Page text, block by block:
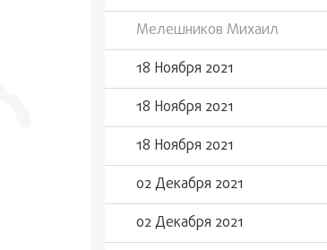
Мелешников Михаил
18 Ноября 2021
18 Ноября 2021
18 Ноября 2021
02 Декабря 2021
02 Декабря 2021